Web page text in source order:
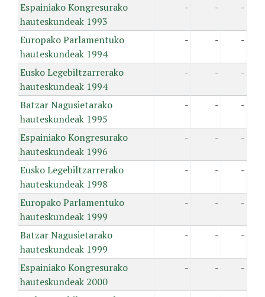
Espainiako Kongresurako
hauteskundeak 1993
- - -
Europako Parlamentuko
hauteskundeak 1994
- - -
Eusko Legebiltzarrerako
hauteskundeak 1994
- - -
Batzar Nagusietarako
hauteskundeak 1995
- - -
Espainiako Kongresurako
hauteskundeak 1996
- - -
Eusko Legebiltzarrerako
hauteskundeak 1998
- - -
Europako Parlamentuko
hauteskundeak 1999
- - -
Batzar Nagusietarako
hauteskundeak 1999
- - -
Espainiako Kongresurako
hauteskundeak 2000
- - -